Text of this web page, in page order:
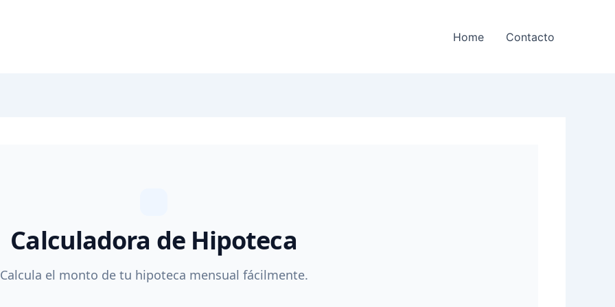
Home Contacto
Calculadora de Hipoteca
Calcula el monto de tu hipoteca mensual fácilmente.